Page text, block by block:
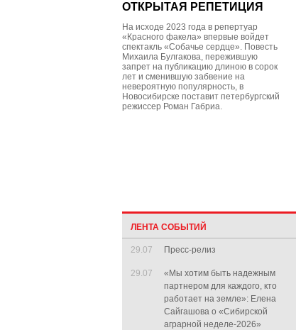
ОТКРЫТАЯ РЕПЕТИЦИЯ
На исходе 2023 года в репертуар
«Красного факела» впервые войдет
спектакль «Собачье сердце». Повесть
Михаила Булгакова, пережившую
запрет на публикацию длиною в сорок
лет и сменившую забвение на
невероятную популярность, в
Новосибирске поставит петербургский
режиссер Роман Габриа.
ЛЕНТА СОБЫТИЙ
29.07 Пресс-релиз
29.07
«Мы хотим быть надежным
партнером для каждого, кто
работает на земле»: Елена
Сайгашова о «Сибирской
аграрной неделе-2026»